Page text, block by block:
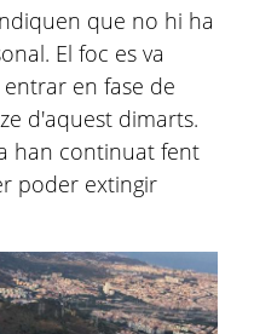
que no hi ha
El foc es va
en fase de
d'aquest dimarts.
han continuat fent
poder extingir